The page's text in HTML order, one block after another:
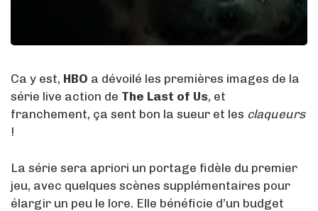
Ca y est, HBO a dévoilé les premières images de la
série live action de The Last of Us, et
franchement, ça sent bon la sueur et les claqueurs
!
La série sera apriori un portage fidèle du premier
jeu, avec quelques scènes supplémentaires pour
élargir un peu le lore. Elle bénéficie d’un budget